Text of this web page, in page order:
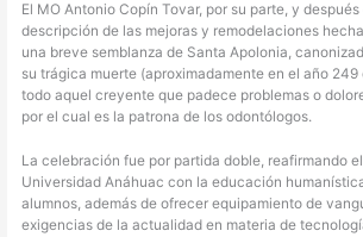
El MO Antonio Copín Tovar, por su parte, y
descripción de las mejoras y remodelaciones
una breve semblanza de Santa Apolonia,
su trágica muerte (aproximadamente en el año
todo aquel creyente que padece problemas o
por el cual es la patrona de los odontólogos.
La celebración fue por partida doble, reafirmando
Universidad Anáhuac con la educación
alumnos, además de ofrecer equipamiento de
exigencias de la actualidad en materia de